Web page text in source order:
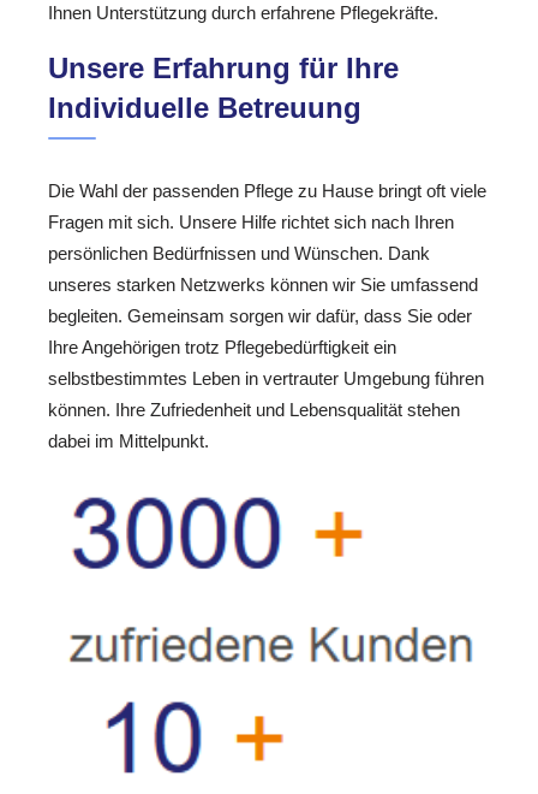
Ihnen Unterstützung durch erfahrene Pflegekräfte.
Unsere Erfahrung für Ihre
Individuelle Betreuung
Die Wahl der passenden Pflege zu Hause bringt oft viele
Fragen mit sich. Unsere Hilfe richtet sich nach Ihren
persönlichen Bedürfnissen und Wünschen. Dank
unseres starken Netzwerks können wir Sie umfassend
begleiten. Gemeinsam sorgen wir dafür, dass Sie oder
Ihre Angehörigen trotz Pflegebedürftigkeit ein
selbstbestimmtes Leben in vertrauter Umgebung führen
können. Ihre Zufriedenheit und Lebensqualität stehen
dabei im Mittelpunkt.